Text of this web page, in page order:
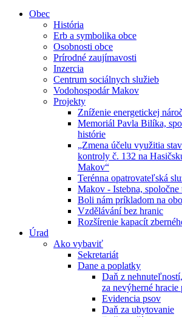
Obec
História
Erb a symbolika obce
Osobnosti obce
Prírodné zaujímavosti
Inzercia
Centrum sociálnych služieb
Vodohospodár Makov
Projekty
Zníženie energetickej
Memoriál Pavla Bilíka,
histórie
„Zmena účelu využitia
kontroly č. 132 na
Makov“
Terénna opatrovateľská
Makov - Istebna, spoločne
Boli nám príkladom na
Vzdělávání bez hranic
Rozšírenie kapacít
Úrad
Ako vybaviť
Sekretariát
Dane a poplatky
Daň z
za nevýherné hracie
Evidencia psov
Daň za ubytovanie